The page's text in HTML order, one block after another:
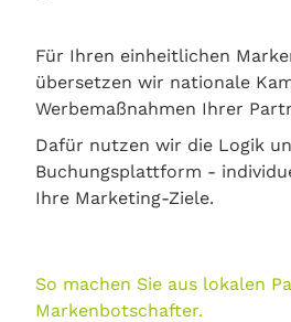
Für Ihren einheitlichen
übersetzen wir nationale
Werbemaßnahmen Ihrer
Dafür nutzen wir die Logik
Buchungsplattform -
Ihre Marketing-Ziele.
So machen Sie aus lokalen
Markenbotschafter.